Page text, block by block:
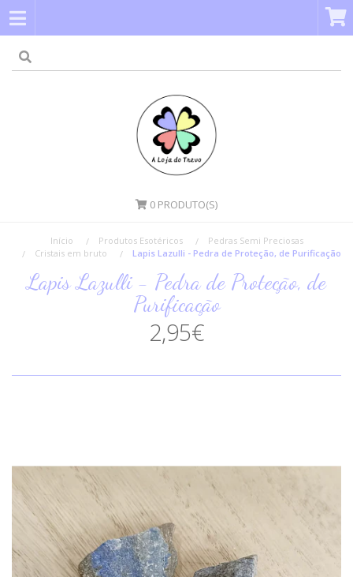
0 PRODUTO(S)
Início Produtos Esotéricos
Pedras Semi Preciosas
Cristais em bruto
Lapis Lazulli - Pedra de Proteção, de Purificação
Lapis Lazulli - Pedra de Proteção, de
Purificação
2,95€